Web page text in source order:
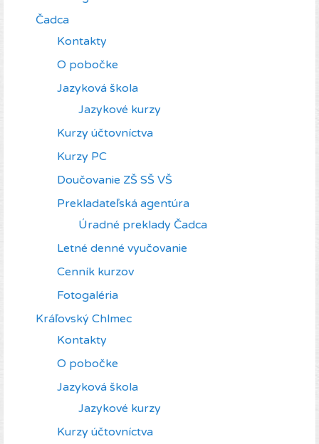
Čadca
Kontakty
O pobočke
Jazyková škola
Jazykové kurzy
Kurzy účtovníctva
Kurzy PC
Doučovanie ZŠ SŠ VŠ
Prekladateľská agentúra
Úradné preklady Čadca
Letné denné vyučovanie
Cenník kurzov
Fotogaléria
Kráľovský Chlmec
Kontakty
O pobočke
Jazyková škola
Jazykové kurzy
Kurzy účtovníctva